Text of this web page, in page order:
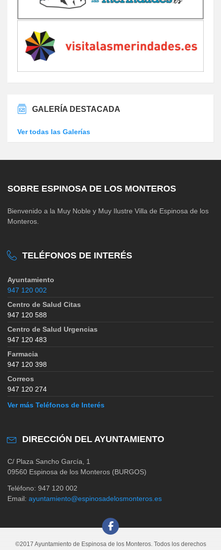
GALERÍA DESTACADA
Ver todas las Galerías
SOBRE ESPINOSA DE LOS MONTEROS
Bienvenido a la Muy Noble y Muy Ilustre Villa de Espinosa de los
Monteros.
TELÉFONOS DE INTERÉS
Ayuntamiento
947 120 002
Centro de Salud Citas
947 120 588
Centro de Salud Urgencias
947 120 483
Farmacia
947 120 398
Correos
947 120 274
Ver más Teléfonos de Interés
DIRECCIÓN DEL AYUNTAMIENTO
C/ Plaza Sancho García, 1
09560 Espinosa de los Monteros (BURGOS)
Teléfono: 947 120 002
Email: ayuntamiento@espinosadelosmonteros.es
©2017 Ayuntamiento de Espinosa de los Monteros. Todos los derechos